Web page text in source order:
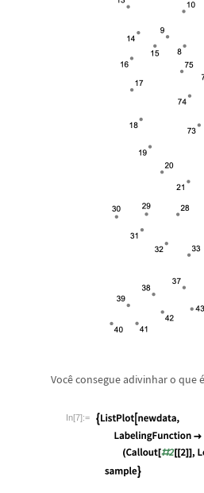
Vocêconsegue adivinhar o queé
In[7]:=